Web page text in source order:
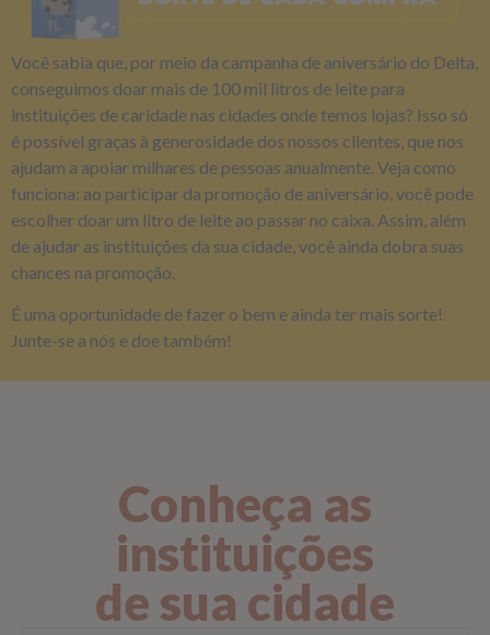
Você sabia que, por meio da campanha de aniversário do Delta,
conseguimos doar mais de 100 mil litros de leite para
instituições de caridade nas cidades onde temos lojas? Isso só
é possível graças à generosidade dos nossos clientes, que nos
ajudam a apoiar milhares de pessoas anualmente. Veja como
funciona: ao participar da promoção de aniversário, você pode
escolher doar um litro de leite ao passar no caixa. Assim, além
de ajudar as instituições da sua cidade, você ainda dobra suas
chances na promoção.
É uma oportunidade de fazer o bem e ainda ter mais sorte!
Junte-se a nós e doe também!
Conheça as
instituições
de sua cidade